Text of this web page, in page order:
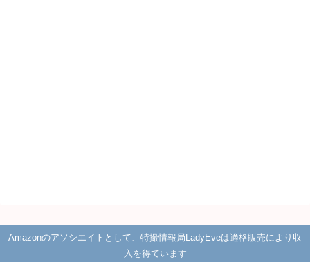
Amazonのアソシエイトとして、特撮情報局LadyEveは適格販売により収
入を得ています